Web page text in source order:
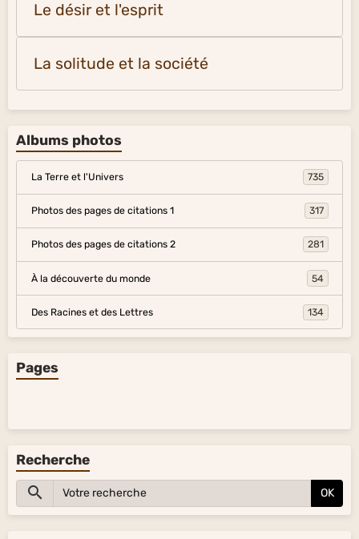
Le désir et l'esprit
La solitude et la société
Albums photos
La Terre et l'Univers 735
Photos des pages de citations 1 317
Photos des pages de citations 2 281
À la découverte du monde 54
Des Racines et des Lettres 134
Pages
Recherche
OK